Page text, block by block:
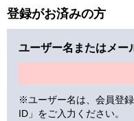
登録がお済みの方
ユーザー名またはメー
※ユーザー名は、会員登
ID」をご入力ください。